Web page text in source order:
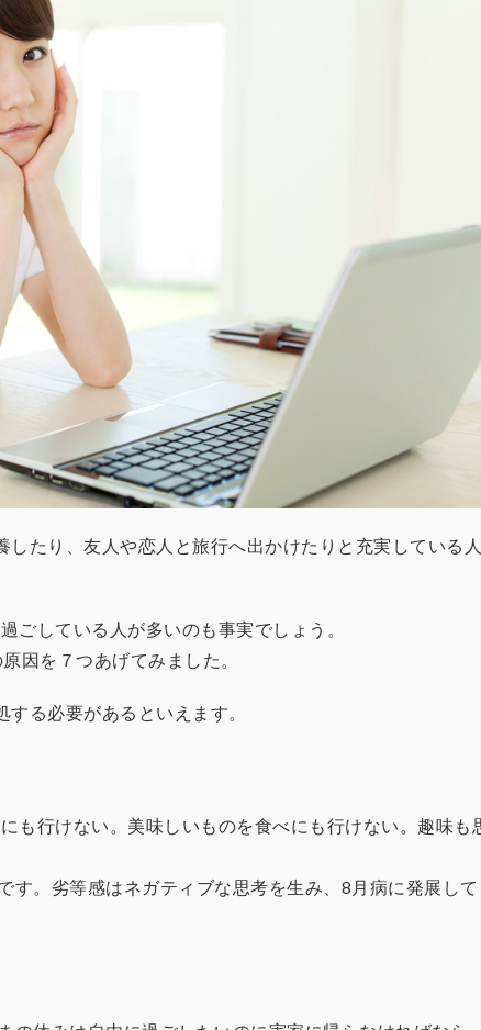
たり、友人や恋人と旅行へ出かけたりと充実している人
ごしている人が多いのも事実でしょう。
因を７つあげてみました。
る必要があるといえます。
も行けない。美味しいものを食べにも行けない。趣味も
す。劣等感はネガティブな思考を生み、8月病に発展し